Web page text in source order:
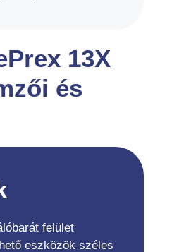
13X
és
felület
eszközök széles